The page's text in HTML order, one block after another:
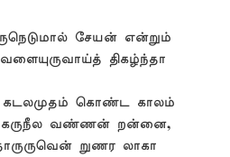
சேயன் என்றும்
திகழ்ந்தா
கடலமுதம் கொண்ட காலம்
கருநீல வண்ணன் றன்னை,
றுணர லாகா